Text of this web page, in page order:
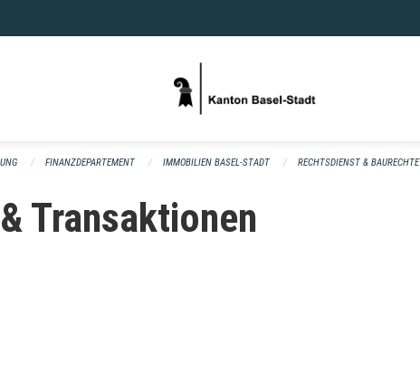
FINANZDEPARTEMENT IMMOBILIEN BASEL-STADT RECHTSDIENST & BAURECHTE
Transaktionen